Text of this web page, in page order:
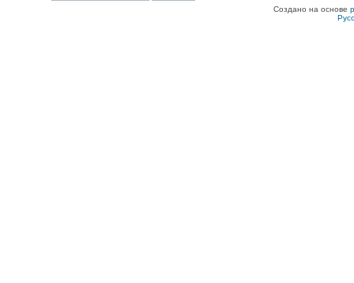
Создано на основе